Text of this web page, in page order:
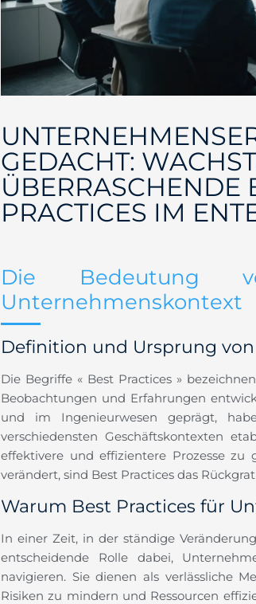
GEDACHT:
ÜBERRASCHENDE
PRACTICES IM
Die Bedeutung
Unternehmenskontext
Definition und Ursprung
Die Begriffe « Best Practices »
Beobachtungen und Erfahrungen
und im Ingenieurwesen geprägt,
verschiedensten Geschäftskontexten
effektivere und effizientere Prozesse
verändert, sind Best Practices das
Warum Best Practices für
In einer Zeit, in der ständige
entscheidende Rolle dabei,
navigieren. Sie dienen als verlässliche
Risiken zu mindern und Ressourcen